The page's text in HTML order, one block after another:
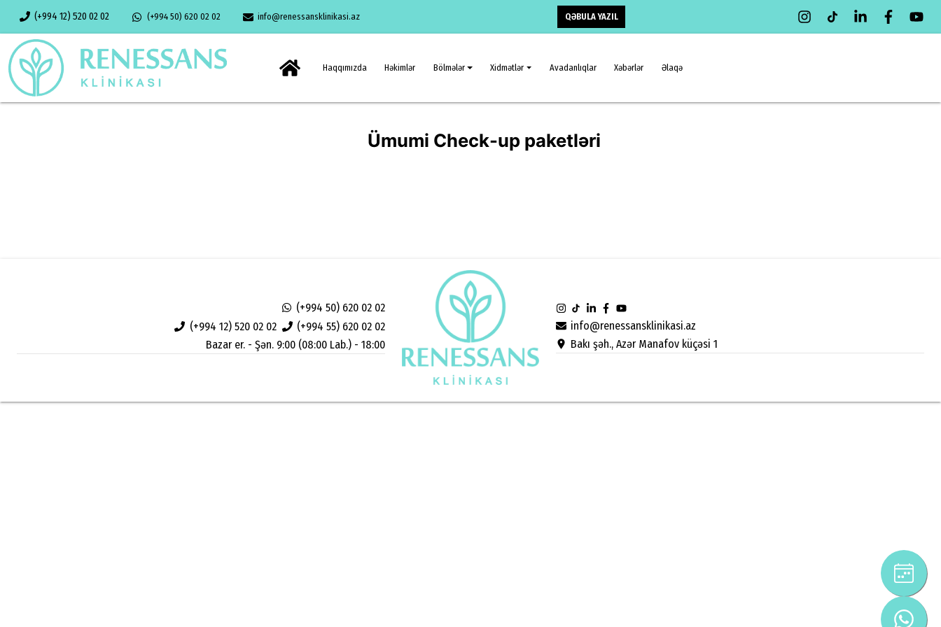
(+994 12) 520 02 02 (+994 50) 620 02 02 info@renessansklinikasi.az QƏBULA YAZIL
Haqqımızda Həkimlər Bölmələr Xidmətlər Avadanlıqlar Xəbərlər Əlaqə
Ümumi Check-up paketləri
info@renessansklinikasi.az
Bakı şəh., Azər Manafov küçəsi 1
(+994 12) 520 02 02 (+994 55) 620 02 02
(+994 50) 620 02 02
Bazar er. - Şən. 9:00 (08:00 Lab.) - 18:00